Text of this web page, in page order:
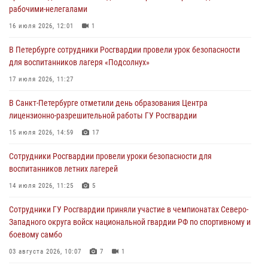
Росгвардейцы приняли участие в Большом семейном фестивале
03 августа 2026, 13:26
В Ленинградской области сотрудники Росгвардии обнаружили
пропавшего мальчика с нарушением слуха и помогли ему вернуться
домой
В Санкт-Петербурге при содействии СОБР Росгвардии задержаны
подозреваемые в мошеннических действиях
Сотрудники ГУ Росгвардии приняли участие в чемпионатах Северо-
Западного округа войск национальной гвардии РФ по спортивному и
03 августа 2026, 10:07 7 1
рабочими-нелегалами
16 июля 2026, 12:01 1
В Петербурге сотрудники Росгвардии провели урок безопасности
для воспитанников лагеря «Подсолнух»
17 июля 2026, 11:27
В Санкт-Петербурге отметили день образования Центра
лицензионно-разрешительной работы ГУ Росгвардии
15 июля 2026, 14:59 17
Сотрудники Росгвардии провели уроки безопасности для
воспитанников летних лагерей
14 июля 2026, 11:25 5
Сотрудники ГУ Росгвардии приняли участие в чемпионатах Северо-
Западного округа войск национальной гвардии РФ по спортивному и
боевому самбо
03 августа 2026, 10:07 7 1